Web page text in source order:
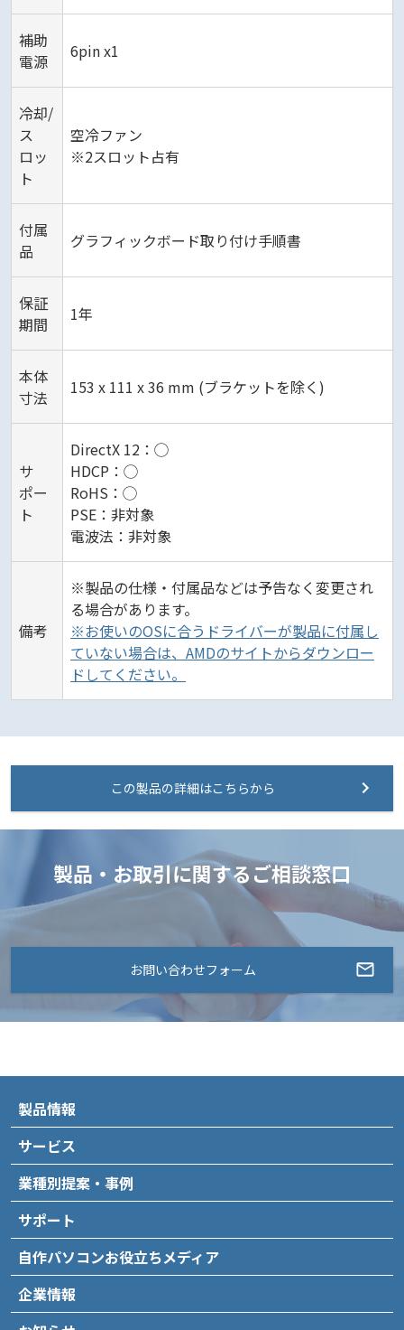
補助
電源
6pin x1
冷却/
ス
ロッ
ト
空冷ファン
※2スロット占有
付属
品
グラフィックボード取り付け手順書
保証
期間
1年
本体
寸法
153 x 111 x 36 mm (ブラケットを除く)
サ
ポー
ト
DirectX 12：◯
HDCP：◯
RoHS：◯
PSE：非対象
電波法：非対象
備考
※製品の仕様・付属品などは予告なく変更され
る場合があります。
※お使いのOSに合うドライバーが製品に付属し
ていない場合は、AMDのサイトからダウンロー
ドしてください。
この製品の詳細はこちらから
製品・お取引に関するご相談窓口
お問い合わせフォーム
製品情報
サービス
業種別提案・事例
サポート
自作パソコンお役立ちメディア
企業情報